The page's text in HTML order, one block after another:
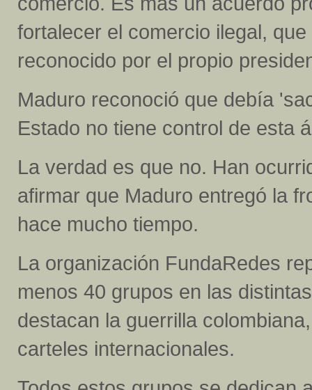
fortalecer el comercio ilegal,
reconocido por el propio
Maduro reconoció que debía
Estado no tiene control de esta
La verdad es que no. Han
afirmar que Maduro entregó la
hace mucho tiempo.
La organización FundaRedes
menos 40 grupos en las
destacan la guerrilla
carteles internacionales.